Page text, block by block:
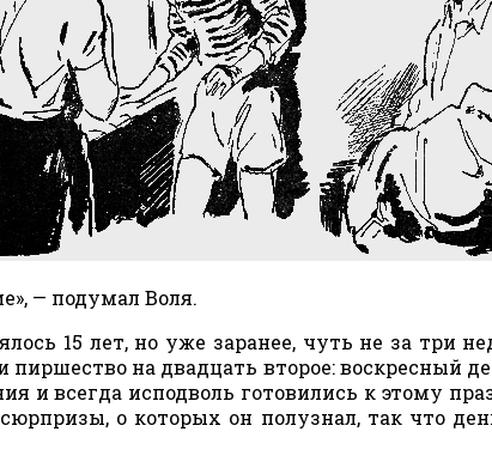
— подумал Воля.
15 лет, но уже заранее, чуть не за три
пиршество на двадцать второе: воскресный
и всегда исподволь готовились к этому
о которых он полузнал, так что